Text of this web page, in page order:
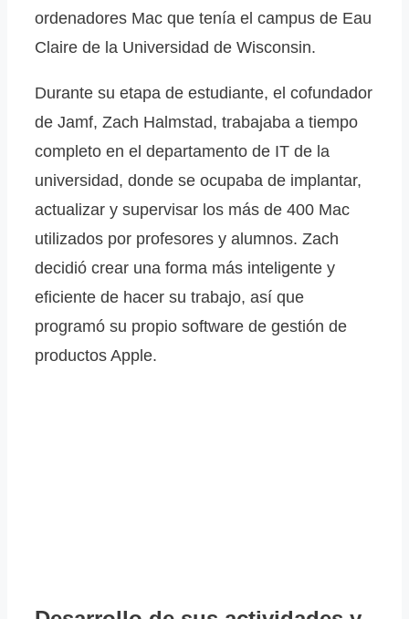
ordenadores Mac que tenía el campus de Eau
Claire de la Universidad de Wisconsin.
Durante su etapa de estudiante, el cofundador
de Jamf, Zach Halmstad, trabajaba a tiempo
completo en el departamento de IT de la
universidad, donde se ocupaba de implantar,
actualizar y supervisar los más de 400 Mac
utilizados por profesores y alumnos. Zach
decidió crear una forma más inteligente y
eficiente de hacer su trabajo, así que
programó su propio software de gestión de
productos Apple.